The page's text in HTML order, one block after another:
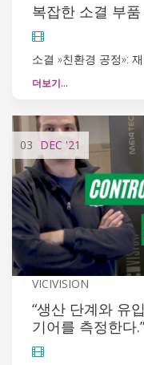
복잡한 소결 부품
소결 »친환경 공정»:
더보기…
03 DEC '21
VICIVISION
“생산 단계와 유
기어를 측정한다.”